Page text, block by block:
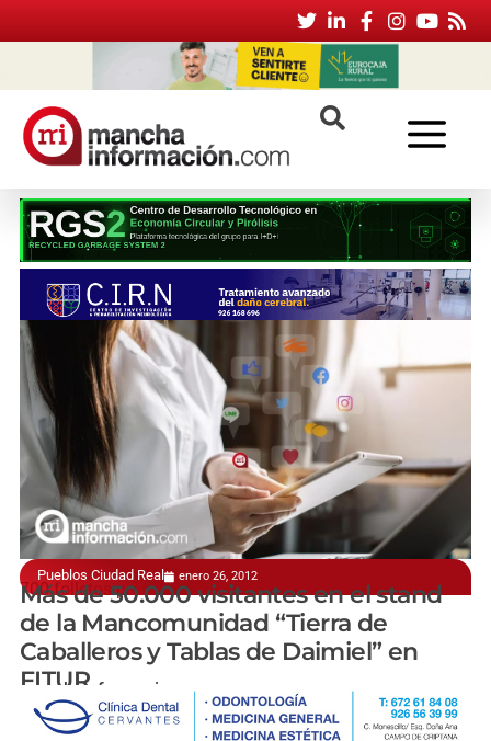
Pueblos Ciudad Real enero 26, 2012
700 folletos promocionales
Más de 50.000 visitantes en el stand
de la Mancomunidad “Tierra de
Caballeros y Tablas de Daimiel” en
FITUR
manchainformacion.com